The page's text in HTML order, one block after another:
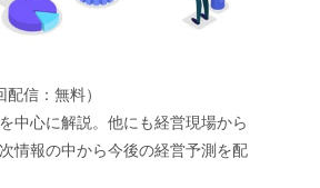
信：無料）
中心に解説。他にも経営現場から
情報の中から今後の経営予測を配